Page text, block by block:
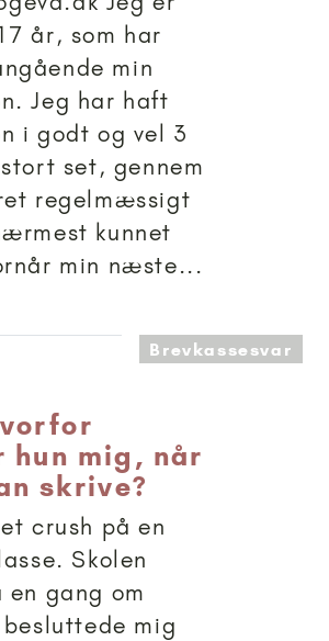
år, som har
min
Jeg har haft
i godt og vel 3
set, gennem
regelmæssigt
kunnet
min næste...
anbefalet til 15+Brevkassesvar
hun mig, når
skrive?
crush på en
Skolen
gang om
mig